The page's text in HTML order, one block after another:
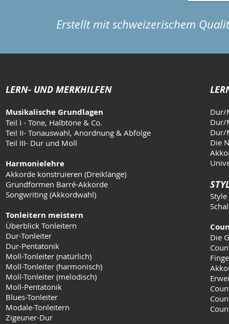
Erstellt mit schweizerischem
LERN- UND MERKHILFEN
Musikalische Grundlagen
Teil I - Töne, Halbtöne & Co.
Teil II- Tonauswahl, Anordnung & Abfolge
Teil III- Dur und Moll
Harmonielehre
Akkorde konstruieren (Dreiklänge)
Grundformen Barré-Akkorde
Songwriting (Akkordwahl)
Tonleitern meistern
Überblick Tonleitern
Dur-Tonleiter
Dur-Pentatonik
Moll-Tonleiter (natürlich)
Moll-Tonleiter (harmonisch)
Moll-Tonleiter (melodisch)
Moll-Pentatonik
Blues-Tonleiter
Modale-Tonleitern
Zigeuner-Dur
Dur/
Dur/
Dur/
Die
Die